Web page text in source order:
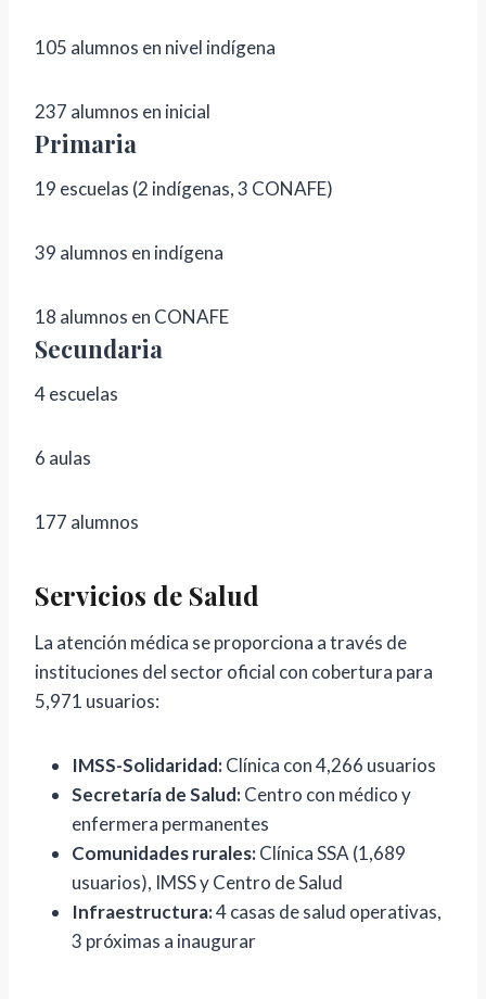
105 alumnos en nivel indígena
237 alumnos en inicial
Primaria
19 escuelas (2 indígenas, 3 CONAFE)
39 alumnos en indígena
18 alumnos en CONAFE
Secundaria
4 escuelas
6 aulas
177 alumnos
Servicios de Salud
La atención médica se proporciona a través de
instituciones del sector oficial con cobertura para
5,971 usuarios:
IMSS-Solidaridad:Clínica con 4,266 usuarios
Secretaría de Salud:Centro con médico y
enfermera permanentes
Comunidades rurales:Clínica SSA (1,689
usuarios), IMSS y Centro de Salud
Infraestructura:4 casas de salud operativas,
3 próximas a inaugurar